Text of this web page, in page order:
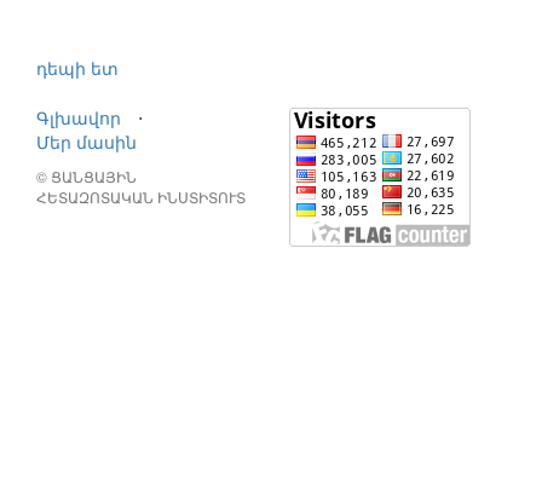
դեպի ետ
Գլխավոր
⋅
Մեր մասին
© ՑԱՆՑԱՅԻՆ
ՀԵՏԱԶՈՏԱԿԱՆ ԻՆՍՏԻՏՈՒՏ